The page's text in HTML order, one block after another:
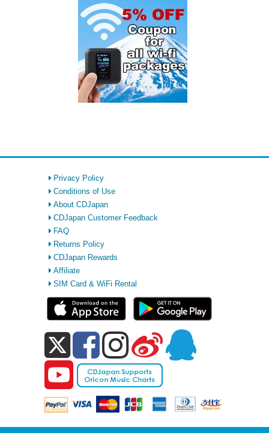
Privacy Policy
Conditions of Use
About CDJapan
CDJapan Customer Feedback
FAQ
Returns Policy
CDJapan Rewards
Affiliate
SIM Card & WiFi Rental